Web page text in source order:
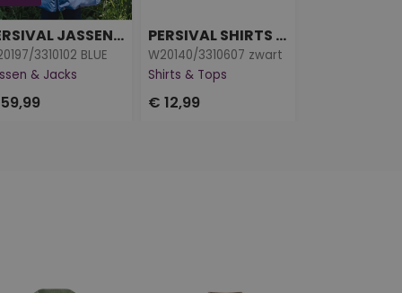
PERSIVAL JASSEN & JACKS
3310102 BLUE
& Jacks
PERSIVAL SHIRTS & TOPS
W20140/3310607 zwart
Shirts & Tops
€ 12,99